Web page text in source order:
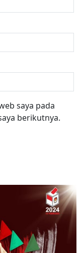
saya pada
berikutnya.